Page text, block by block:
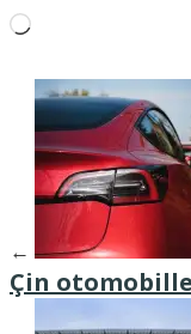
Wird
←
Çin